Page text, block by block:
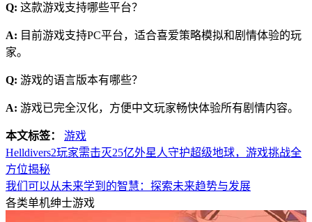
Q: 这款游戏支持哪些平台？
A: 目前游戏支持PC平台，适合喜爱策略模拟和剧情体验的玩
家。
Q: 游戏的语言版本有哪些？
A: 游戏已完全汉化，方便中文玩家畅快体验所有剧情内容。
本文标签：
游戏
Helldivers2玩家需击灭25亿外星人守护超级地球，游戏挑战全
方位揭秘
我们可以从未来学到的智慧：探索未来趋势与发展
各类单机绅士游戏